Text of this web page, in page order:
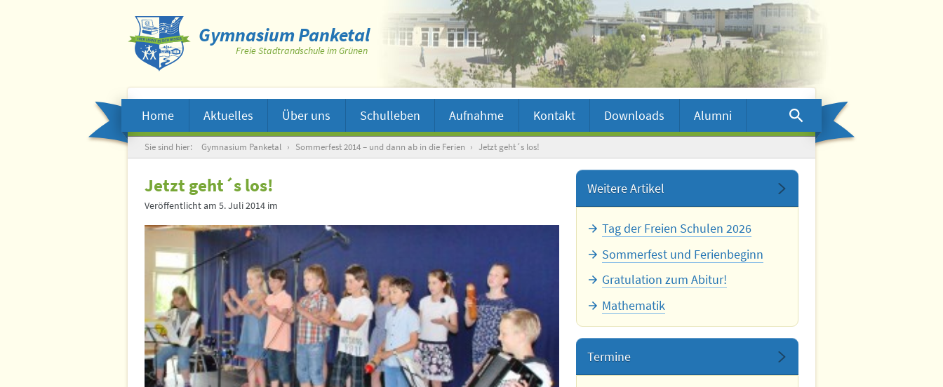
Gymnasium Panketal
Freie Stadtrandschule im Grünen
Home Aktuelles Über uns Schulleben Aufnahme Kontakt Downloads
Alumni
Suche
Sie sind hier: Gymnasium Panketal › Sommerfest 2014 – und dann ab in die Ferien › Jetzt geht´s los!
Jetzt geht´s los!
Veröffentlicht am 5. Juli 2014 im
Weitere Artikel
Tag der Freien Schulen 2026
Sommerfest und Ferienbeginn
Gratulation zum Abitur!
Mathematik
Termine